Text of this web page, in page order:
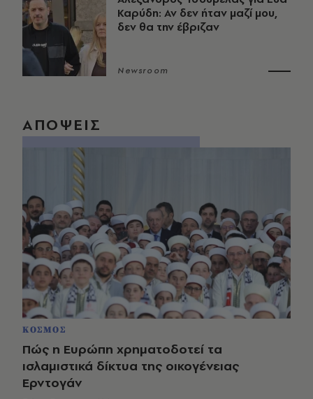
Καρύδη: Αν δεν ήταν μαζί μου,
δεν θα την έβριζαν
Newsroom
ΑΠΟΨΕΙΣ
ΚΟΣΜΟΣ
Πώς η Ευρώπη χρηματοδοτεί τα
ισλαμιστικά δίκτυα της οικογένειας
Ερντογάν